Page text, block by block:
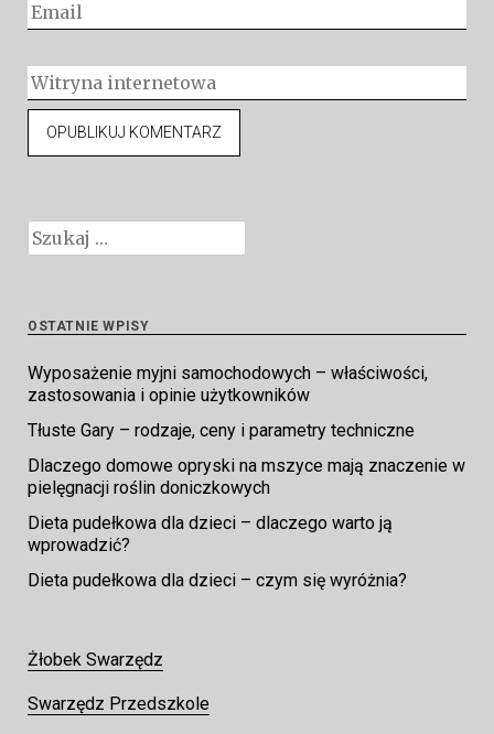
Szukaj:
OSTATNIE WPISY
Wyposażenie myjni samochodowych – właściwości,
zastosowania i opinie użytkowników
Tłuste Gary – rodzaje, ceny i parametry techniczne
Dlaczego domowe opryski na mszyce mają znaczenie w
pielęgnacji roślin doniczkowych
Dieta pudełkowa dla dzieci – dlaczego warto ją
wprowadzić?
Dieta pudełkowa dla dzieci – czym się wyróżnia?
Żłobek Swarzędz
Swarzędz Przedszkole